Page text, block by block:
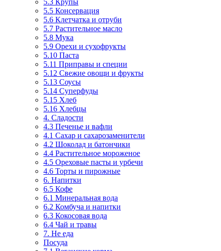
5.5 Консервация
5.6 Клетчатка и отруби
5.7 Растительное масло
5.8 Мука
5.9 Орехи и сухофрукты
5.10 Паста
5.11 Приправы и специи
5.12 Свежие овощи и фрукты
5.13 Соусы
5.14 Суперфуды
5.15 Хлеб
5.16 Хлебцы
4. Сладости
4.3 Печенье и вафли
4.1 Сахар и сахарозаменители
4.2 Шоколад и батончики
4.4 Растительное мороженое
4.5 Ореховые пасты и урбечи
4.6 Торты и пирожные
6. Напитки
6.5 Кофе
6.1 Минеральная вода
6.2 Комбуча и напитки
6.3 Кокосовая вода
6.4 Чай и травы
7. Не еда
Посуда